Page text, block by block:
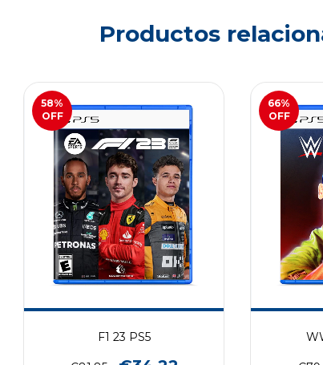
Productos
58%
OFF
F1 23 PS5
66%
OFF